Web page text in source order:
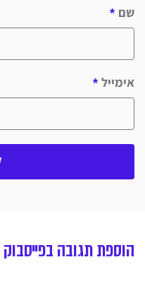
שם *
אימייל *
הוספת תגובה בפייסבוק